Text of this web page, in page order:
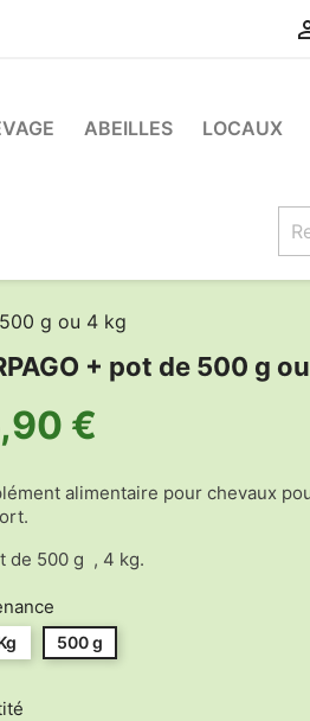
ABEILLES LOCAUX
g ou 4 kg
+ pot de 500 g
€
alimentaire pour chevaux
de 500 g , 4 kg.
500 g